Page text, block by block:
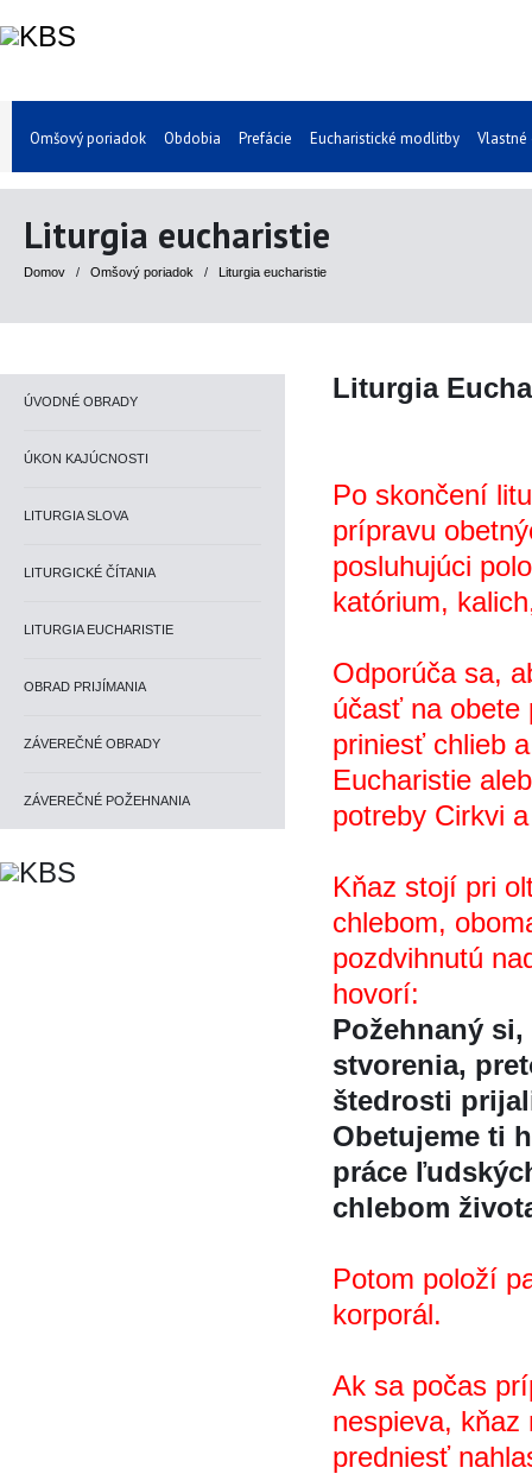
Omšový poriadok Obdobia Prefácie Eucharistické modlitby Vlastné
Liturgia eucharistie
Domov / Omšový poriadok / Liturgia eucharistie
ÚVODNÉ OBRADY
ÚKON KAJÚCNOSTI
LITURGIA SLOVA
LITURGICKÉ ČÍTANIA
LITURGIA EUCHARISTIE
OBRAD PRIJÍMANIA
ZÁVEREČNÉ OBRADY
ZÁVEREČNÉ POŽEHNANIA
Liturgia
Po skončení
prípravu
posluhujúci
katórium,
Odporúča sa,
účasť na obete
priniesť chlieb
Eucharistie
potreby Cirkvi
Kňaz stojí pri
chlebom,
pozdvihnutú
hovorí:
Požehnaný
stvorenia,
štedrosti
Obetujeme ti
práce
chlebom
Potom položí
korporál.
Ak sa počas
nespieva, kňaz
predniesť